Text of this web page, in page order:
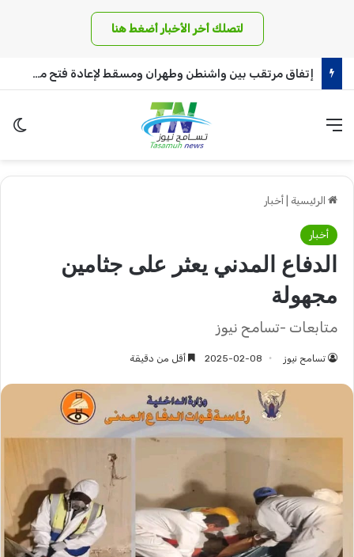
لتصلك أخر الأخبار أضغط هنا
إتفاق مرتقب بين واشنطن وطهران ومسقط لإعادة فتح مضيق هرمز
القائمة
الرئيسية أخبار
أخبار
الدفاع المدني يعثر على جثامين
مجهولة
متابعات -تسامح نيوز
تسامح نيوز 2025-02-08 أقل من دقيقة